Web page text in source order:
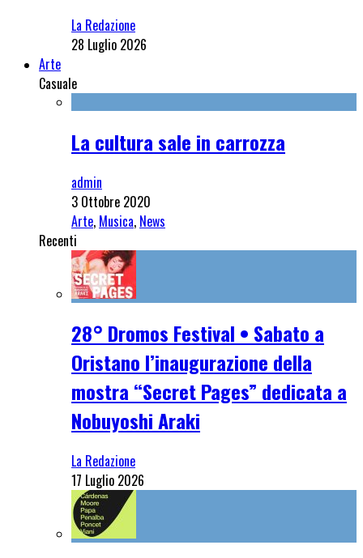
La Redazione
28 Luglio 2026
Arte
Casuale
La cultura sale in carrozza
admin
3 Ottobre 2020
Arte, Musica, News
Recenti
28° Dromos Festival • Sabato a
Oristano l’inaugurazione della
mostra “Secret Pages” dedicata a
Nobuyoshi Araki
La Redazione
17 Luglio 2026